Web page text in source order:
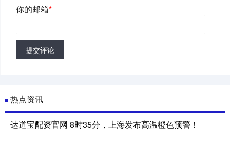
你的邮箱*
提交评论
热点资讯
达道宝配资官网 8时35分，上海发布高温橙色预警！